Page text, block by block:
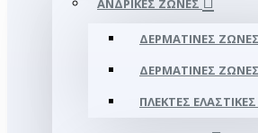
ΑΝΔΡΙΚΈΣ ΖΏΝΕΣ
ΔΕΡΜΆΤΙΝΕΣ ΖΏΝΕΣ
ΔΕΡΜΆΤΙΝΕΣ ΖΏΝΕΣ
ΠΛΕΚΤΈΣ